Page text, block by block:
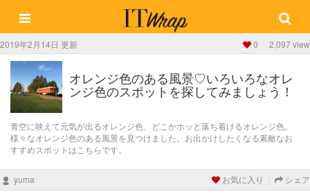
2019年2月14日 更新 0 2,097 view
オレンジ色のある風景♡いろいろなオレ
ンジ色のスポットを探してみましょう！
青空に映えて元気が出るオレンジ色、どこかホッと落ち着けるオレンジ色。
様々なオレンジ色のある風景を見つけました。お出かけしたくなる素敵なお
すすめスポットはこちらです。
yuma お気に入り シェア